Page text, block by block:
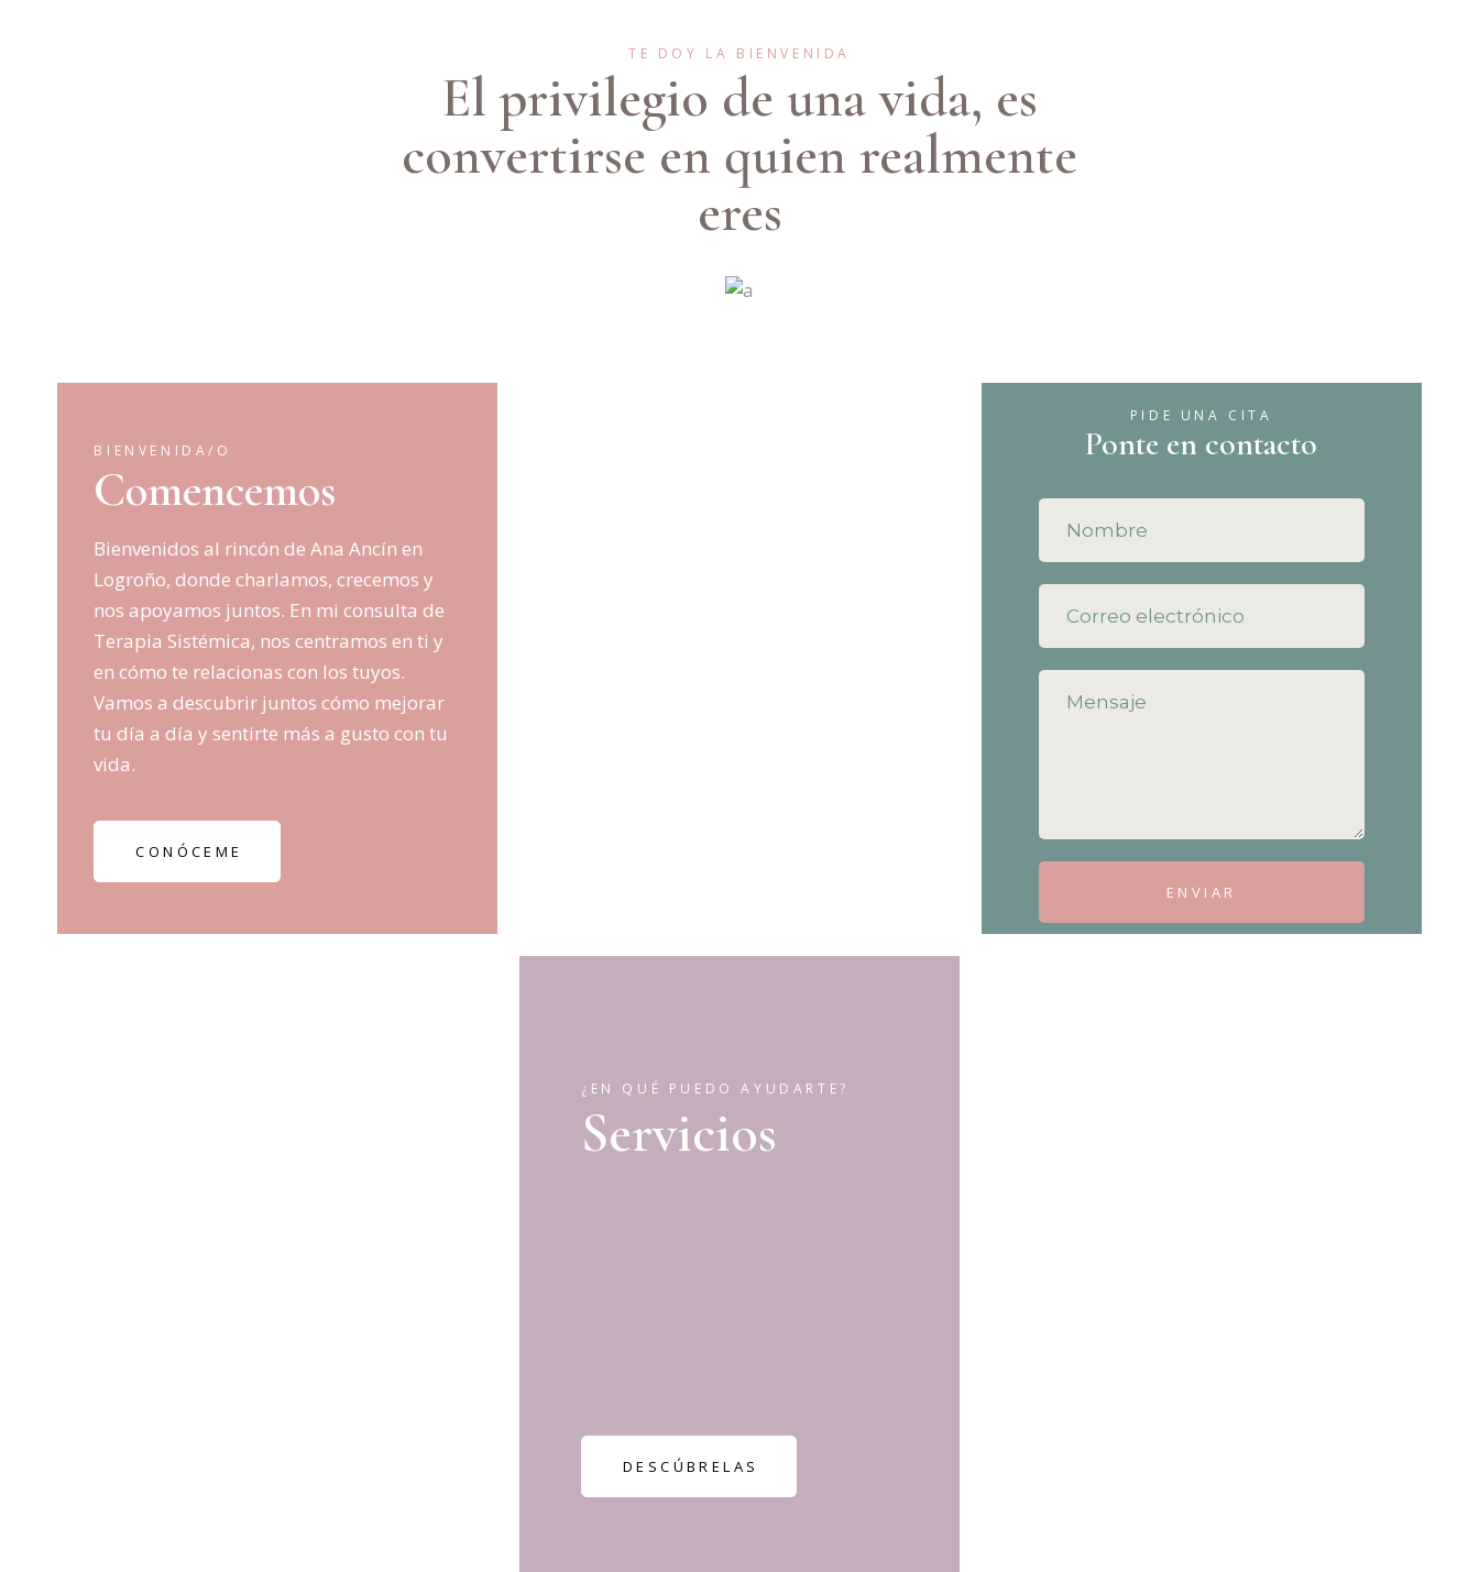
TE DOY LA BIENVENIDA
El privilegio de una vida, es
convertirse en quien realmente
eres
BIENVENIDA/O
Comencemos
Bienvenidos al rincón de Ana Ancín en
Logroño, donde charlamos, crecemos y
nos apoyamos juntos. En mi consulta de
Terapia Sistémica, nos centramos en ti y
en cómo te relacionas con los tuyos.
Vamos a descubrir juntos cómo mejorar
tu día a día y sentirte más a gusto con tu
vida.
CONÓCEME
PIDE UNA CITA
Ponte en contacto
ENVIAR
¿EN QUÉ PUEDO AYUDARTE?
Servicios
DESCÚBRELAS